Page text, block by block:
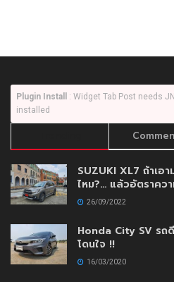
Plugin Install
: Widget Tab Post needs
installed
SUZUKI XL7 ถ้าเอา
ไหม?… แล้วอัตราคว
26/09/2022
Honda City SV รถ
โดนใจ !!
16/03/2020